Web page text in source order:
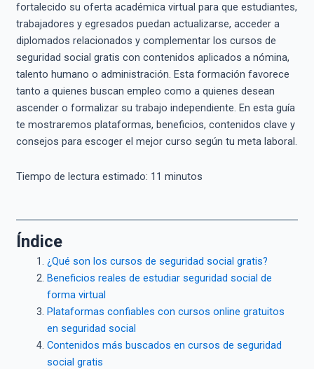
fortalecido su oferta académica virtual para que estudiantes,
trabajadores y egresados puedan actualizarse, acceder a
diplomados relacionados y complementar los cursos de
seguridad social gratis con contenidos aplicados a nómina,
talento humano o administración. Esta formación favorece
tanto a quienes buscan empleo como a quienes desean
ascender o formalizar su trabajo independiente. En esta guía
te mostraremos plataformas, beneficios, contenidos clave y
consejos para escoger el mejor curso según tu meta laboral.
Tiempo de lectura estimado: 11 minutos
Índice
¿Qué son los cursos de seguridad social gratis?
Beneficios reales de estudiar seguridad social de
forma virtual
Plataformas confiables con cursos online gratuitos
en seguridad social
Contenidos más buscados en cursos de seguridad
social gratis